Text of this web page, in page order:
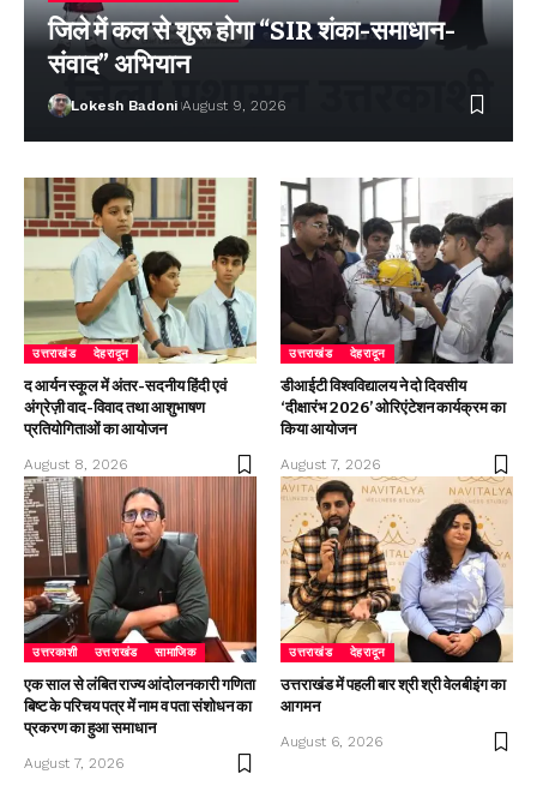
जिले में कल से शुरू होगा “SIR शंका-समाधान-
संवाद” अभियान
Lokesh Badoni August 9, 2026
उत्तराखंड देहरादून
द आर्यन स्कूल में अंतर-सदनीय हिंदी एवं
अंग्रेज़ी वाद-विवाद तथा आशुभाषण
प्रतियोगिताओं का आयोजन
August 8, 2026
उत्तराखंड देहरादून
डीआईटी विश्वविद्यालय ने दो दिवसीय
‘दीक्षारंभ 2026’ ओरिएंटेशन कार्यक्रम का
किया आयोजन
August 7, 2026
उत्तरकाशी उत्तराखंड सामाजिक
एक साल से लंबित राज्य आंदोलनकारी गणिता
बिष्ट के परिचय पत्र में नाम व पता संशोधन का
प्रकरण का हुआ समाधान
August 7, 2026
उत्तराखंड देहरादून
उत्तराखंड में पहली बार श्री श्री वेलबीइंग का
आगमन
August 6, 2026